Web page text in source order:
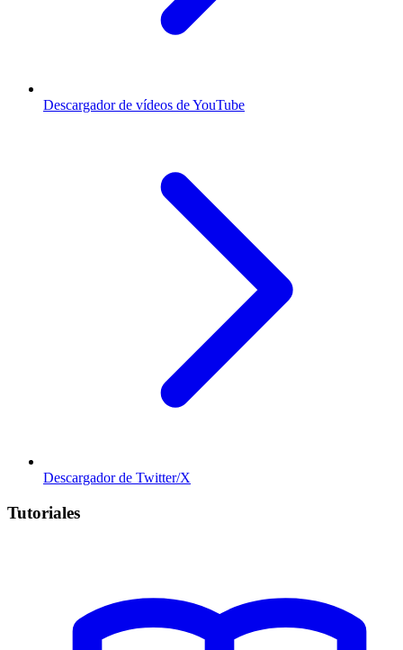
Descargador de vídeos de YouTube
Descargador de Twitter/X
Tutoriales